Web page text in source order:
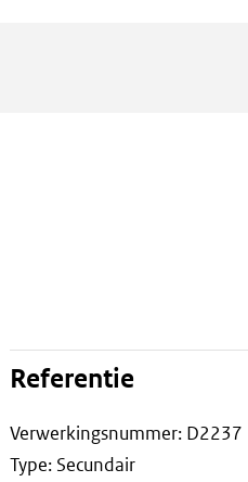
Referentie
Verwerkingsnummer: D2237
Type: Secundair